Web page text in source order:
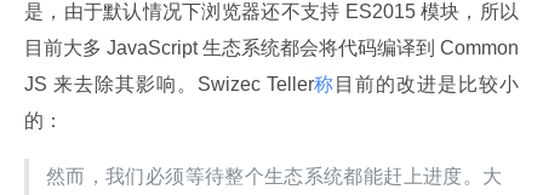
是，由于默认情况下浏览器还不支持 ES2015 模块，所以
目前大多 JavaScript 生态系统都会将代码编译到 Common
JS 来去除其影响。Swizec Teller称 目前的改进是比较小
的：
然而，我们必须等待整个生态系统都能赶上进度。大